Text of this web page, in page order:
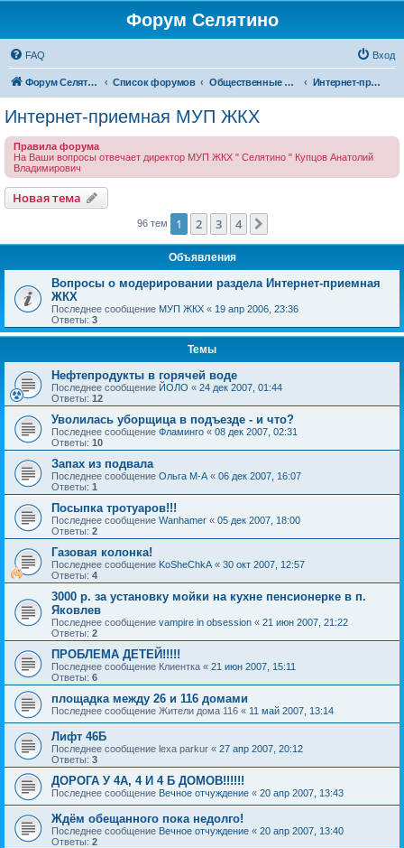
Форум Селятино
FAQ Вход
Форум Селятино Список форумов Общественные интернет-приемные Интернет-приемная МУП ЖКХ
Интернет-приемная МУП ЖКХ
Правила форума
На Ваши вопросы отвечает директор МУП ЖКХ " Селятино " Купцов Анатолий
Владимирович
Новая тема
96 тем 1 2 3 4
Объявления
Вопросы о модерировании раздела Интернет-приемная
ЖКХ
Последнее сообщение МУП ЖКХ « 19 апр 2006, 23:36
Ответы: 3
Темы
Нефтепродукты в горячей воде
Последнее сообщение ЙОЛО « 24 дек 2007, 01:44
Ответы: 12
Уволилась уборщица в подъезде - и что?
Последнее сообщение Фламинго « 08 дек 2007, 02:31
Ответы: 10
Запах из подвала
Последнее сообщение Ольга М-А « 06 дек 2007, 16:07
Ответы: 1
Посыпка тротуаров!!!
Последнее сообщение Wanhamer « 05 дек 2007, 18:00
Ответы: 2
Газовая колонка!
Последнее сообщение KoSheChkA « 30 окт 2007, 12:57
Ответы: 4
3000 р. за установку мойки на кухне пенсионерке в п.
Яковлев
Последнее сообщение vampire in obsession « 21 июн 2007, 21:22
Ответы: 2
ПРОБЛЕМА ДЕТЕЙ!!!!!
Последнее сообщение Клиентка « 21 июн 2007, 15:11
Ответы: 6
площадка между 26 и 116 домами
Последнее сообщение Жители дома 116 « 11 май 2007, 13:14
Лифт 46Б
Последнее сообщение lexa parkur « 27 апр 2007, 20:12
Ответы: 3
ДОРОГА У 4А, 4 И 4 Б ДОМОВ!!!!!!
Последнее сообщение Вечное отчуждение « 20 апр 2007, 13:43
Ждём обещанного пока недолго!
Последнее сообщение Вечное отчуждение « 20 апр 2007, 13:40
Ответы: 2